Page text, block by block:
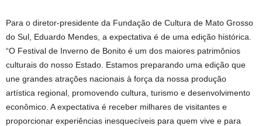
Para o diretor-presidente da Fundação de Cultura de Mato Grosso
do Sul, Eduardo Mendes, a expectativa é de uma edição histórica.
“O Festival de Inverno de Bonito é um dos maiores patrimônios
culturais do nosso Estado. Estamos preparando uma edição que
une grandes atrações nacionais à força da nossa produção
artística regional, promovendo cultura, turismo e desenvolvimento
econômico. A expectativa é receber milhares de visitantes e
proporcionar experiências inesquecíveis para quem vive e para